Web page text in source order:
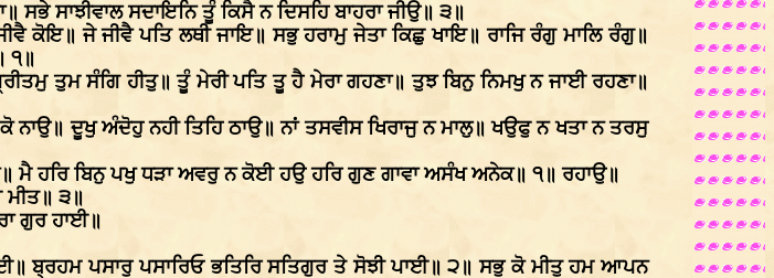
ਸਾਝੀਵਾਲ ਸਦਾਇਨਿ ਤੂੰ ਕਿਸੈ ਨ ਦਿਸਹਿ ਬਾਹਰਾ ਜੀਉ॥ ੩॥
ਜੇ ਜੀਵੈ ਪਤਿ ਲਥੀ ਜਾਇ॥ ਸਭੁ ਹਰਾਮੁ ਜੇਤਾ ਕਿਛੁ ਖਾਇ॥ ਰਾਜਿ ਰੰਗੁ ਮਾਲਿ ਰੰਗੁ॥
੧॥
ਤੁਮ ਸੰਗਿ ਹੀਤੁ॥ ਤੂੰ ਮੇਰੀ ਪਤਿ ਤੂ ਹੈ ਮੇਰਾ ਗਹਣਾ॥ ਤੁਝ ਬਿਨੁ ਨਿਮਖੁ ਨ ਜਾਈ ਰਹਣਾ॥
ਦੂਖੁ ਅੰਦੋਹੁ ਨਹੀ ਤਿਹਿ ਠਾਉ॥ ਨਾਂ ਤਸਵੀਸ ਖਿਰਾਜੁ ਨ ਮਾਲੁ॥ ਖਉਫੁ ਨ ਖਤਾ ਨ ਤਰਸੁ
ਮੈ ਹਰਿ ਬਿਨੁ ਪਖੁ ਧੜਾ ਅਵਰੁ ਨ ਕੋਈ ਹਉ ਹਰਿ ਗੁਣ ਗਾਵਾ ਅਸੰਖ ਅਨੇਕ॥ ੧॥ ਰਹਾਉ॥
ਮੀਤ॥ ੩॥
ਗੁਰ ਹਾਈ॥
ਬ੍ਰਹਮ ਪਸਾਰੁ ਪਸਾਰਿਓ ਭਤਿਰਿ ਸਤਿਗੁਰ ਤੇ ਸੋਝੀ ਪਾਈ॥ ੨॥ ਸਭੁ ਕੋ ਮੀਤੁ ਹਮ ਆਪਨ